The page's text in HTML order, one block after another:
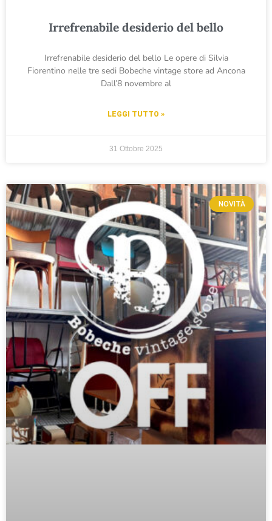
Irrefrenabile desiderio del bello
Irrefrenabile desiderio del bello Le opere di Silvia
Fiorentino nelle tre sedi Bobeche vintage store ad Ancona
Dall’8 novembre al
LEGGI TUTTO »
31 Ottobre 2025
NOVITÀ